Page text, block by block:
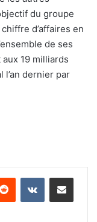
du groupe
d’affaires en
de ses
19 milliards
l’an dernier par